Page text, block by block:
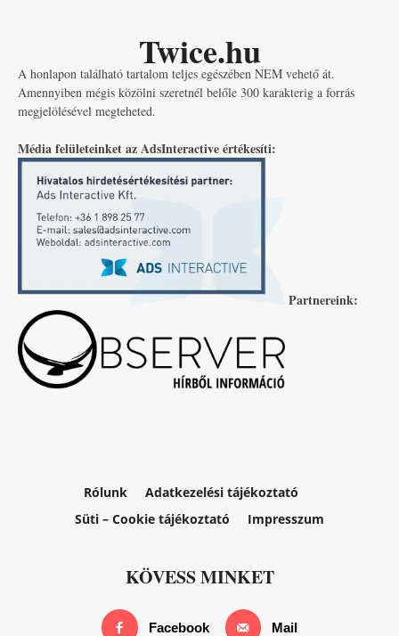
Twice.hu
A honlapon található tartalom teljes egészében NEM vehető át.
Amennyiben mégis közölni szeretnél belőle 300 karakterig a forrás
megjelölésével megteheted.
Média felületeinket az AdsInteractive értékesíti:
Partnereink:
Rólunk
Adatkezelési tájékoztató
Süti – Cookie tájékoztató
Impresszum
KÖVESS MINKET
Facebook Mail